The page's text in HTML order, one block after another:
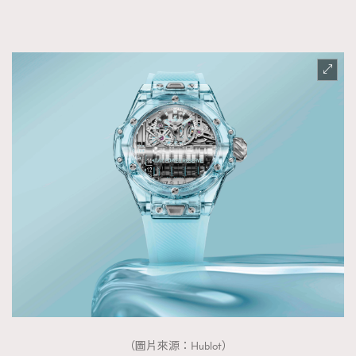
（圖片來源：Hublot）